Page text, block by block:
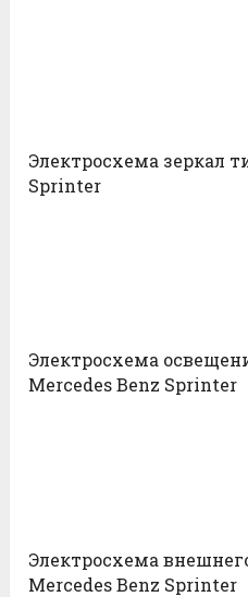
Электросхема зеркал
Sprinter
Электросхема
Mercedes Benz Sprinter
Электросхема
Mercedes Benz Sprinter